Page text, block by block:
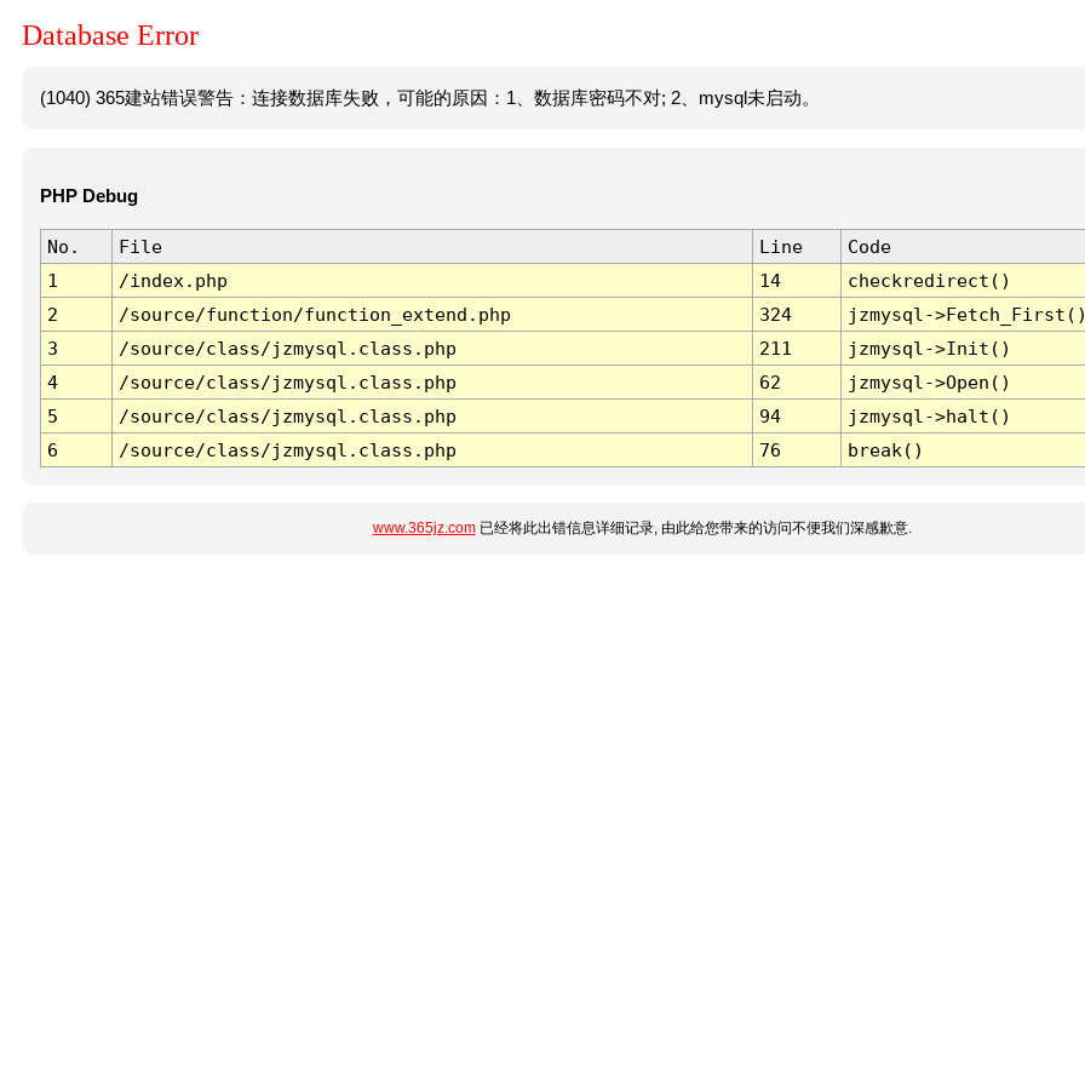
Database Error
(1040) 365建站错误警告：连接数据库失败，可能的原因：1、数据库密码不对; 2、mysql未启动。
PHP Debug
No. File Line
Code
1
/index.php 14
checkredirect()
2
/source/function/function_extend.php 324
jzmysql-
3
/source/class/jzmysql.class.php 211
jzmysql->Init()
4
/source/class/jzmysql.class.php 62
jzmysql->Open()
5
/source/class/jzmysql.class.php 94
jzmysql->halt()
6
/source/class/jzmysql.class.php 76 break()
www.365jz.com已经将此出错信息详细记录, 由此给您带来的访问不便我们深感歉意.